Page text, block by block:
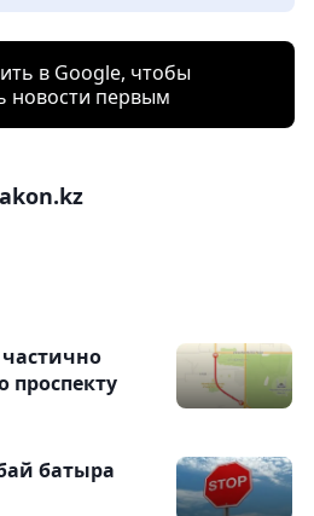
в Google, чтобы
новости первым
проспекту
батыра